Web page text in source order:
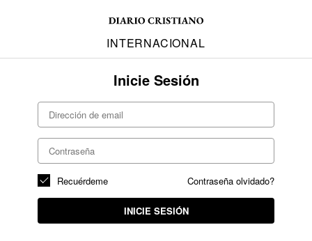
INTERNACIONAL
Inicie Sesión
Contraseña olvidado?
Recuérdeme
INICIE SESIÓN